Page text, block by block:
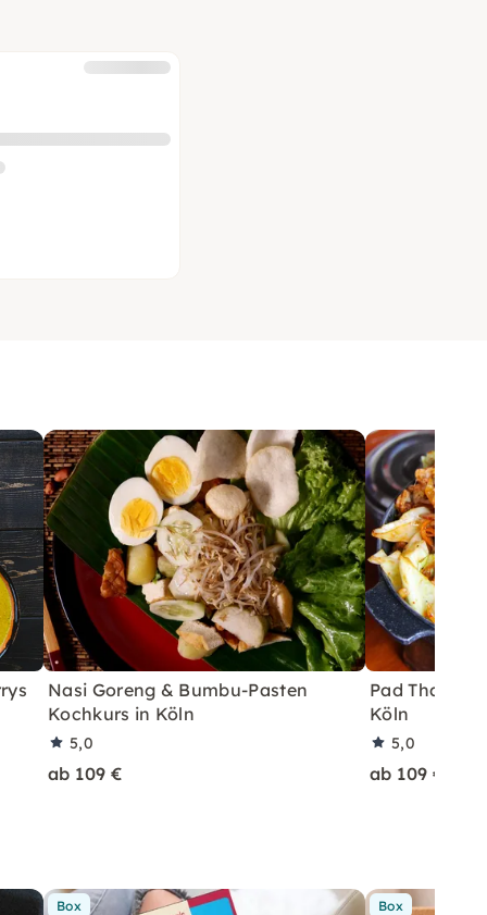
Nasi Goreng & Bumbu-Pasten
Kochkurs in Köln
5,0
ab 109 €
Pad Thai &
Köln
5,0
ab 109 €
Box Box